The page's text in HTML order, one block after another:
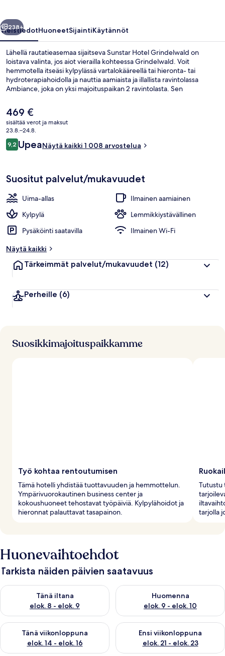
Seuraava
238+
YleistiedotHuoneetSijaintiKäytännöt
Lähellä rautatieasemaa sijaitseva Sunstar Hotel Grindelwald on
loistava valinta, jos aiot vierailla kohteessa Grindelwald. Voit
hemmotella itseäsi kylpylässä vartalokääreellä tai hieronta- tai
hydroterapiahoidolla ja nauttia aamiaista ja illallista ravintolassa
Ambiance, joka on yksi majoituspaikan 2 ravintolasta. Sen
palveluihin kuuluu sisäuima-allas, baari/aulabaari ja kuntoklubi.
Avulias henkilökunta ja aamupala ovat myös asioita, joita matkailijat
arvostavat.
Nykyinen
hinta
on
469 €
469 €
sisältää verot ja maksut
23.8.–24.8.
Arvostelut
9,29,2 kautta 10.
UpeaNäytä kaikki 1 008 arvostelua
Suositut palvelut/mukavuudet
Uima-allas
Ilmainen aamiainen
Kylpylä
Lemmikkiystävällinen
Pysäköinti saatavilla
Ilmainen Wi-Fi
Näytä kaikki
Tärkeimmät palvelut/mukavuudet (12)
Perheille (6)
Suosikkimajoituspaikkamme
Työ kohtaa rentoutumisen
Tämä hotelli yhdistää tuottavuuden ja hemmottelun.
Ympärivuorokautinen business center ja
kokoushuoneet tehostavat työpäiviä. Kylpylähoidot ja
hieronnat palauttavat tasapainon.
Tutustu
tarjolla
Huonevaihtoehdot
Tarkista näiden päivien saatavuus
Tänä iltana
elok. 8 - elok. 9
Tarkista tämän illan saatavuus elok. 8 - elok. 9
Huomenna
elok. 9 - elok. 10
Tarkista huomisen saatavuus
Tänä viikonloppuna
elok. 14 - elok. 16
Tarkista tämän viikonlopun saatavuus elok. 14 - elok. 16
Ensi viikonloppuna
elok. 21 - elok. 23
Tarkista ensi viikonlopun